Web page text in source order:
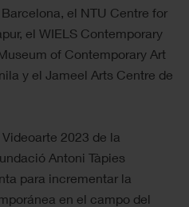
el NTU Centre for
el WIELS Contemporary
of Contemporary Art
y el Jameel Arts Centre de
2023 de la
Antoni Tàpies
para incrementar la
en el campo del